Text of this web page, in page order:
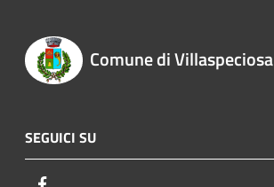
Comune di Villaspeciosa
SEGUICI SU